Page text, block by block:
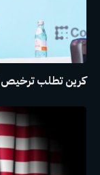
كرين تطلب ترخيص OCC لتصبح بنكًا رقميًا فيدراليًا